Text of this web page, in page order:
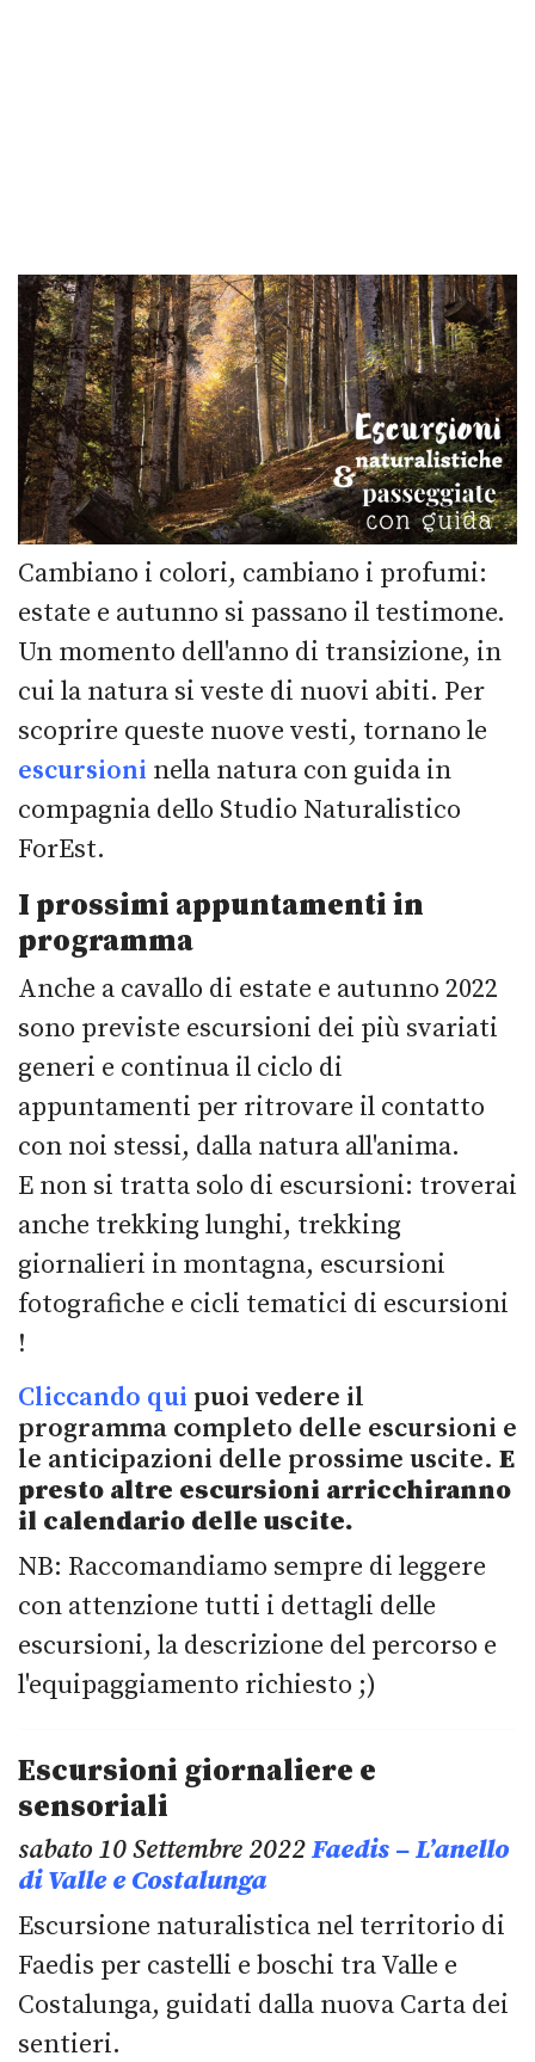
Cambiano i colori, cambiano i profumi:
estate e autunno si passano il testimone.
Un momento dell'anno di transizione, in
cui la natura si veste di nuovi abiti. Per
scoprire queste nuove vesti, tornano le
escursioni nella natura con guida in
compagnia dello Studio Naturalistico
ForEst.
I prossimi appuntamenti in
programma
Anche a cavallo di estate e autunno 2022
sono previste escursioni dei più svariati
generi e continua il ciclo di
appuntamenti per ritrovare il contatto
con noi stessi, dalla natura all'anima.
E non si tratta solo di escursioni: troverai
anche trekking lunghi, trekking
giornalieri in montagna, escursioni
fotografiche e cicli tematici di escursioni
!
Cliccando qui puoi vedere il
programma completo delle escursioni e
le anticipazioni delle prossime uscite. E
presto altre escursioni arricchiranno
il calendario delle uscite.
NB: Raccomandiamo sempre di leggere
con attenzione tutti i dettagli delle
escursioni, la descrizione del percorso e
l'equipaggiamento richiesto ;)
Escursioni giornaliere e
sensoriali
sabato 10 Settembre 2022Faedis – L’anello
di Valle e Costalunga
Escursione naturalistica nel territorio di
Faedis per castelli e boschi tra Valle e
Costalunga, guidati dalla nuova Carta dei
sentieri.